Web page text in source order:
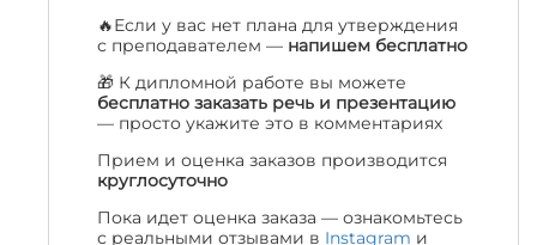
🔥Если у вас нет плана для утверждения
с преподавателем — напишем бесплатно
🎁 К дипломной работе вы можете
бесплатно заказать речь и презентацию
— просто укажите это в комментариях
Прием и оценка заказов производится
круглосуточно
Пока идет оценка заказа — ознакомьтесь
с реальными отзывами в Instagram и